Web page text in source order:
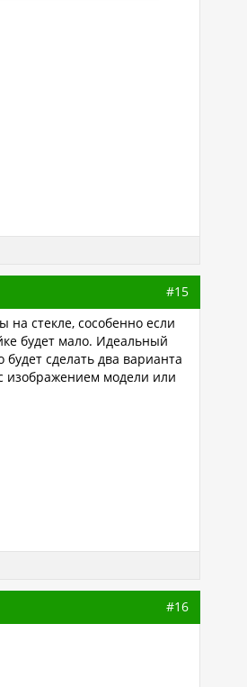
#15
на стекле, сособенно если
будет мало. Идеальный
сделать два варианта
изображением модели или
#16